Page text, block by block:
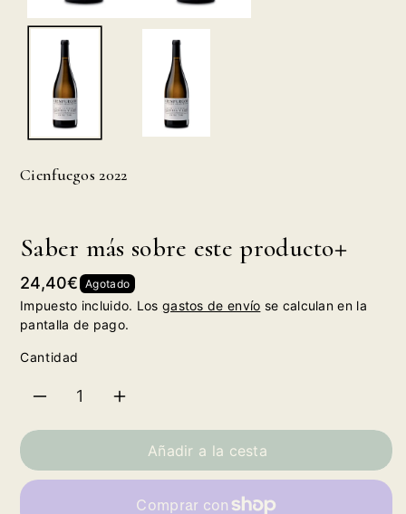
Cienfuegos 2022
Saber más sobre este producto
Precio
habitual
24,40€ Agotado
Impuesto incluido. Los gastos de envío se calculan en la
pantalla de pago.
Cantidad
cantidad
para
Añadir a la cesta